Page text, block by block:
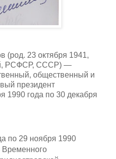
(род. 23 октября 1941,
РСФСР, СССР) —
общественный и
президент
1990 года по 30 декабря
по 29 ноября 1990